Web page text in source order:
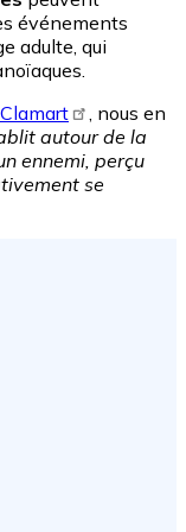
événements
adulte, qui
, nous en
autour de la
ennemi, perçu
se